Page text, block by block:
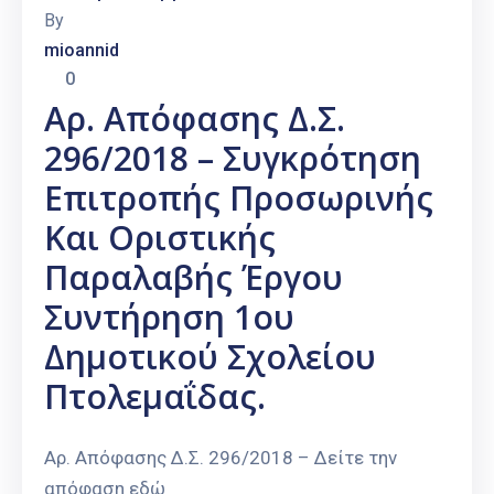
By
mioannid
0
Αρ. Απόφασης Δ.Σ.
296/2018 – Συγκρότηση
Επιτροπής Προσωρινής
Και Οριστικής
Παραλαβής Έργου
Συντήρηση 1ου
Δημοτικού Σχολείου
Πτολεμαΐδας.
Αρ. Απόφασης Δ.Σ. 296/2018 – Δείτε την
απόφαση εδώ